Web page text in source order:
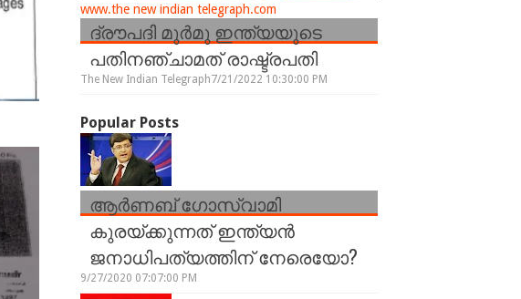
www.the new indian telegraph.com
ദ്രൗപദി മുർമു ഇന്ത്യയുടെ
പതിനഞ്ചാമത് രാഷ്ട്രപതി
The New Indian Telegraph7/21/2022 10:30:00 PM
Popular Posts
ആർണബ് ഗോസ്വാമി
കുരയ്ക്കുന്നത് ഇന്ത്യൻ
ജനാധിപത്യത്തിന് നേരെയോ?
9/27/2020 07:07:00 PM